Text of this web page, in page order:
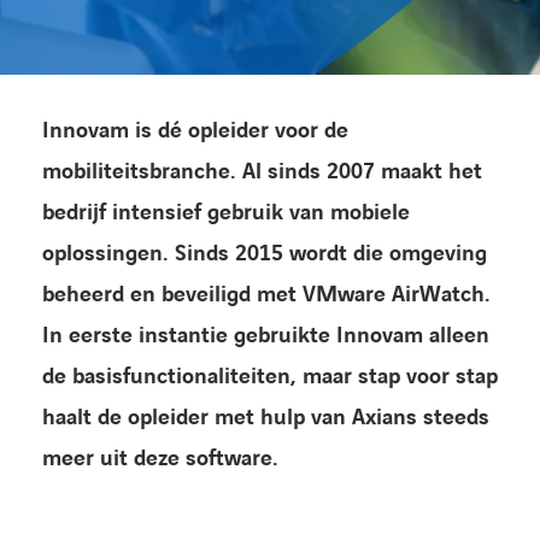
Kennisbank
Events
Contact
Werken bij Axians
Innovam is dé opleider voor de
mobiliteitsbranche. Al sinds 2007 maakt het
bedrijf intensief gebruik van mobiele
oplossingen. Sinds 2015 wordt die omgeving
beheerd en beveiligd met VMware AirWatch.
In eerste instantie gebruikte Innovam alleen
de basisfunctionaliteiten, maar stap voor stap
haalt de opleider met hulp van Axians steeds
meer uit deze software.